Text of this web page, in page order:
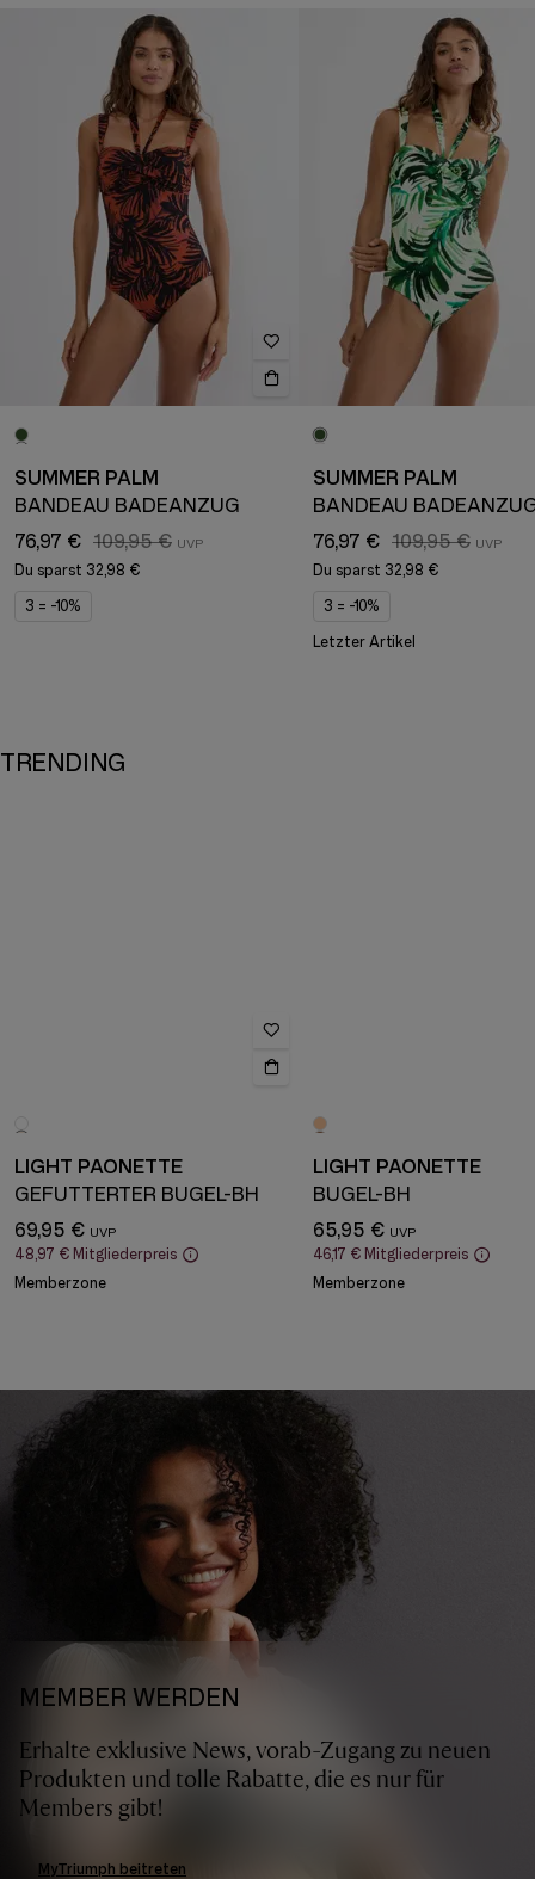
SUMMER PALM
BANDEAU BADEANZUG
76,97 € 109,95 €
Du sparst 32,98 €
3 = -10%
SUMMER PALM
BANDEAU
76,97 € 109,95 €
Du sparst 32,98 €
3 = -10%
Letzter Artikel
TRENDING
LIGHT PAONETTE
GEFÜTTERTER BÜGEL-BH
69,95 €
48,97 € Mitgliederpreis
Memberzone
LIGHT PAONETTE
BÜGEL-BH
65,95 €
46,17 € Mitgliederpreis
Memberzone
MEMBER WERDEN
Erhalte exklusive News, vorab-Zugang zu neuen
Produkten und tolle Rabatte, die es nur für
Members gibt!
MyTriumph beitreten